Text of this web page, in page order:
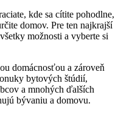
kde sa cítite pohodlne,
domov. Pre ten najkrajší
možnosti a vyberte si
domácnosťou a zároveň
bytových štúdií,
a mnohých ďalších
bývaniu a domovu.